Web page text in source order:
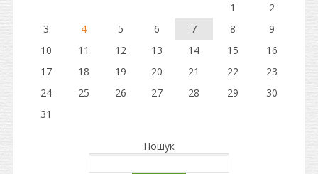
1
2
3
4 5 6 7 8
9
10
11 12 13 14 15
16
17
18 19 20 21 22
23
24
25 26 27 28 29
30
31
Пошук